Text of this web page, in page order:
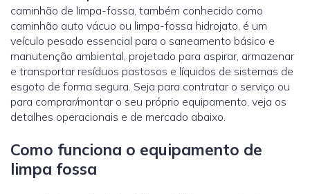
caminhão de limpa-fossa, também conhecido como
caminhão auto vácuo ou limpa-fossa hidrojato, é um
veículo pesado essencial para o saneamento básico e
manutenção ambiental, projetado para aspirar, armazenar
e transportar resíduos pastosos e líquidos de sistemas de
esgoto de forma segura. Seja para contratar o serviço ou
para comprar/montar o seu próprio equipamento, veja os
detalhes operacionais e de mercado abaixo.
Como funciona o equipamento de
limpa fossa